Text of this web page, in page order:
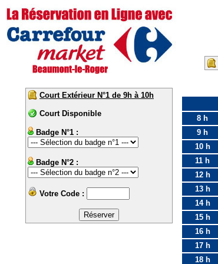
Court Extérieur N°1 de 9h à 10h
Court Disponible
Badge N°1 :
Badge N°2 :
Votre Code :
8 h
9 h
10 h
11 h
12 h
13 h
14 h
15 h
16 h
17 h
18 h